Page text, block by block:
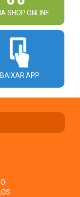
SHOP ONLINE
BAIXAR APP